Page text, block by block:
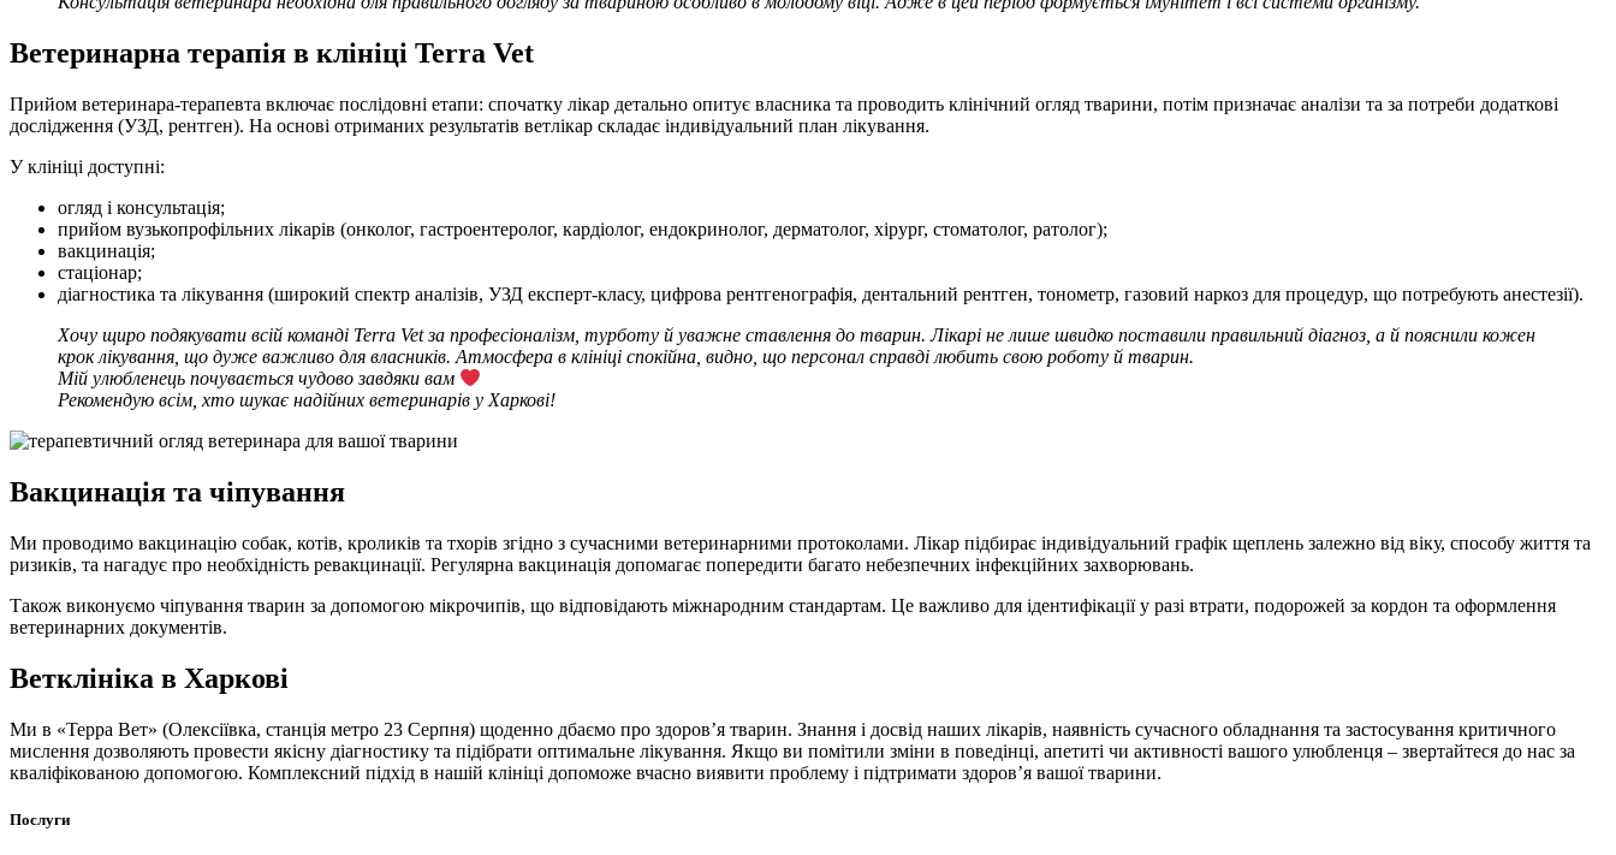
Ветеринарна терапія в клініці Terra Vet
Прийом ветеринара-терапевта включає послідовні етапи: спочатку лікар детально опитує власника та проводить клінічний огляд тварини, потім призначає аналізи та за потреби додаткові
дослідження (УЗД, рентген). На основі отриманих результатів ветлікар складає індивідуальний план лікування.
У клініці доступні:
огляд і консультація;
прийом вузькопрофільних лікарів (онколог, гастроентеролог, кардіолог, ендокринолог, дерматолог, хірург, стоматолог, ратолог);
вакцинація;
стаціонар;
діагностика та лікування (широкий спектр аналізів, УЗД експерт-класу, цифрова рентгенографія, дентальний рентген, тонометр, газовий наркоз для процедур, що потребують анестезії).
Хочу щиро подякувати всій команді Terra Vet за професіоналізм, турботу й уважне ставлення до тварин. Лікарі не лише швидко поставили правильний діагноз, а й пояснили кожен
крок лікування, що дуже важливо для власників. Атмосфера в клініці спокійна, видно, що персонал справді любить свою роботу й тварин.
Мій улюбленець почувається чудово завдяки вам
Рекомендую всім, хто шукає надійних ветеринарів у Харкові!
Вакцинація та чіпування
Ми проводимо вакцинацію собак, котів, кроликів та тхорів згідно з сучасними ветеринарними протоколами. Лікар підбирає індивідуальний графік щеплень залежно від віку, способу життя та
ризиків, та нагадує про необхідність ревакцинації. Регулярна вакцинація допомагає попередити багато небезпечних інфекційних захворювань.
Також виконуємо чіпування тварин за допомогою мікрочипів, що відповідають міжнародним стандартам. Це важливо для ідентифікації у разі втрати, подорожей за кордон та оформлення
ветеринарних документів.
Ветклініка в Харкові
Ми в «Терра Вет» (Олексіївка, станція метро 23 Серпня) щоденно дбаємо про здоров’я тварин. Знання і досвід наших лікарів, наявність сучасного обладнання та застосування критичного
мислення дозволяють провести якісну діагностику та підібрати оптимальне лікування. Якщо ви помітили зміни в поведінці, апетиті чи активності вашого улюбленця – звертайтеся до нас за
кваліфікованою допомогою. Комплексний підхід в нашій клініці допоможе вчасно виявити проблему і підтримати здоров’я вашої тварини.
Послуги